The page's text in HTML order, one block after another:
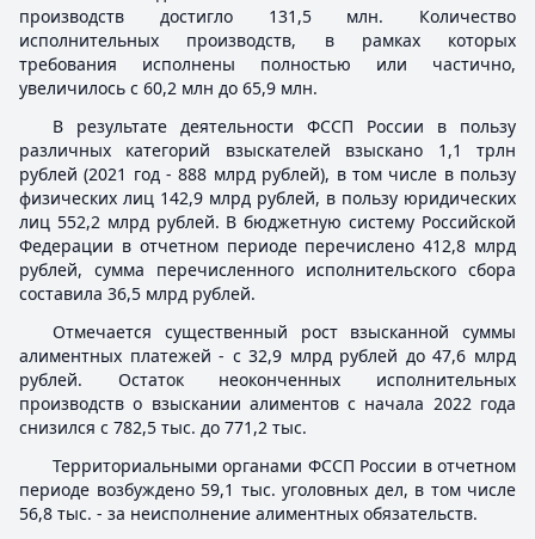
производств достигло 131,5 млн. Количество
исполнительных производств, в рамках которых
требования исполнены полностью или частично,
увеличилось с 60,2 млн до 65,9 млн.
В результате деятельности ФССП России в пользу
различных категорий взыскателей взыскано 1,1 трлн
рублей (2021 год - 888 млрд рублей), в том числе в пользу
физических лиц 142,9 млрд рублей, в пользу юридических
лиц 552,2 млрд рублей. В бюджетную систему Российской
Федерации в отчетном периоде перечислено 412,8 млрд
рублей, сумма перечисленного исполнительского сбора
составила 36,5 млрд рублей.
Отмечается существенный рост взысканной суммы
алиментных платежей - с 32,9 млрд рублей до 47,6 млрд
рублей. Остаток неоконченных исполнительных
производств о взыскании алиментов с начала 2022 года
снизился с 782,5 тыс. до 771,2 тыс.
Территориальными органами ФССП России в отчетном
периоде возбуждено 59,1 тыс. уголовных дел, в том числе
56,8 тыс. - за неисполнение алиментных обязательств.